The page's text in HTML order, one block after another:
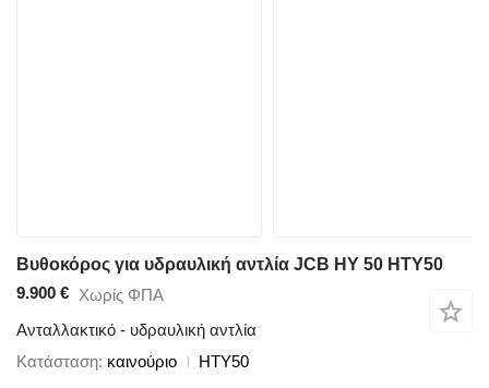
Βυθοκόρος για υδραυλική αντλία JCB HY 50 HTY50
9.900 € Χωρίς ΦΠΑ
Ανταλλακτικό - υδραυλική αντλία
Κατάσταση καινούριο
HTY50